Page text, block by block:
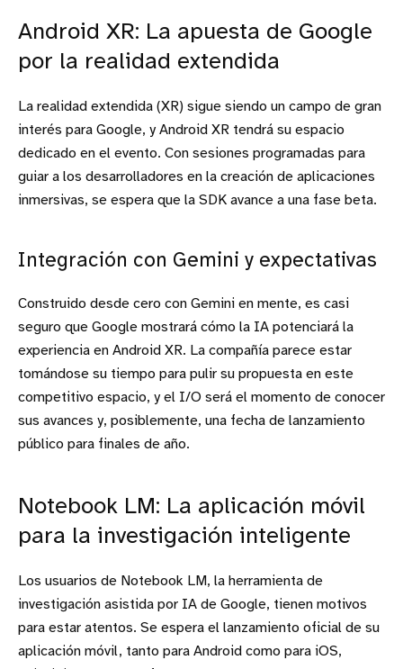
Android XR: La apuesta de Google
por la realidad extendida
La realidad extendida (XR) sigue siendo un campo de gran
interés para Google, y Android XR tendrá su espacio
dedicado en el evento. Con sesiones programadas para
guiar a los desarrolladores en la creación de aplicaciones
inmersivas, se espera que la SDK avance a una fase beta.
Integración con Gemini y expectativas
Construido desde cero con Gemini en mente, es casi
seguro que Google mostrará cómo la IA potenciará la
experiencia en Android XR. La compañía parece estar
tomándose su tiempo para pulir su propuesta en este
competitivo espacio, y el I/O será el momento de conocer
sus avances y, posiblemente, una fecha de lanzamiento
público para finales de año.
Notebook LM: La aplicación móvil
para la investigación inteligente
Los usuarios de Notebook LM, la herramienta de
investigación asistida por IA de Google, tienen motivos
para estar atentos. Se espera el lanzamiento oficial de su
aplicación móvil, tanto para Android como para iOS,